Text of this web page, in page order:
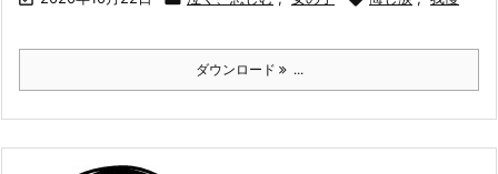
ダウンロード ...